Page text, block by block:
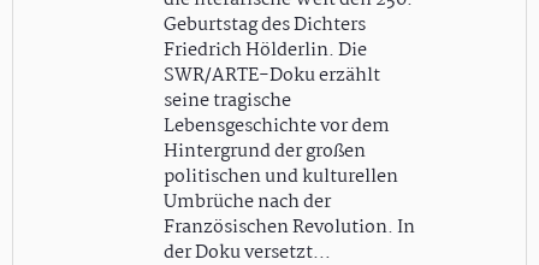
Geburtstag des Dichters
Friedrich Hölderlin. Die
SWR/ARTE-Doku erzählt
seine tragische
Lebensgeschichte vor dem
Hintergrund der großen
politischen und kulturellen
Umbrüche nach der
Französischen Revolution. In
der Doku versetzt…